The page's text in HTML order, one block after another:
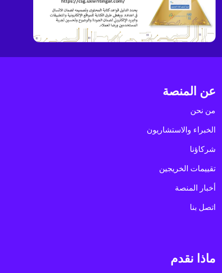
عن المنصة
من نحن
الخبراء والاستشاريون
شركاؤنا
تقييمات الخريجين
أخبار المنصة
اتصل بنا
ماذا نقدم